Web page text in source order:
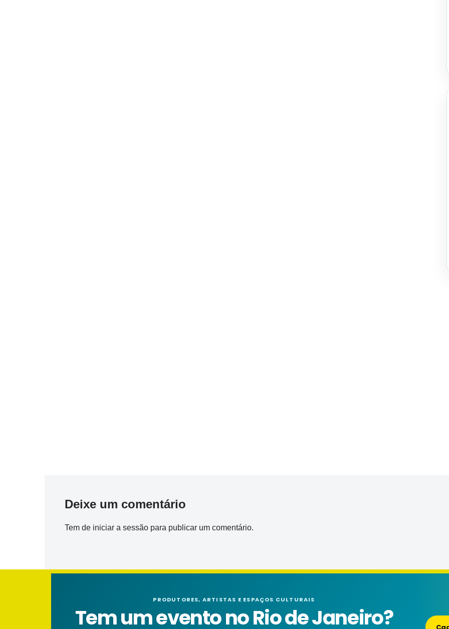
Deixe um comentário
Tem de iniciar a sessão para publicar um comentário.
PRODUTORES, ARTISTAS E ESPAÇOS CULTURAIS
Tem um evento no Rio de Janeiro?